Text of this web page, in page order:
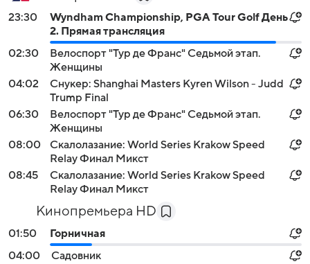
23:30
Wyndham Championship, PGA Tour Golf День
2. Прямая трансляция
02:30
Велоспорт "Тур де Франс" Седьмой этап.
Женщины
04:02
Снукер: Shanghai Masters Kyren Wilson - Judd
Trump Final
06:30
Велоспорт "Тур де Франс" Седьмой этап.
Женщины
08:00
Скалолазание: World Series Krakow Speed
Relay Финал Микст
08:45
Скалолазание: World Series Krakow Speed
Relay Финал Микст
Кинопремьера HD
01:50
Горничная
04:00
Садовник